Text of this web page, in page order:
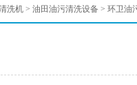
洗机 > 油田油污清洗设备 > 环卫油